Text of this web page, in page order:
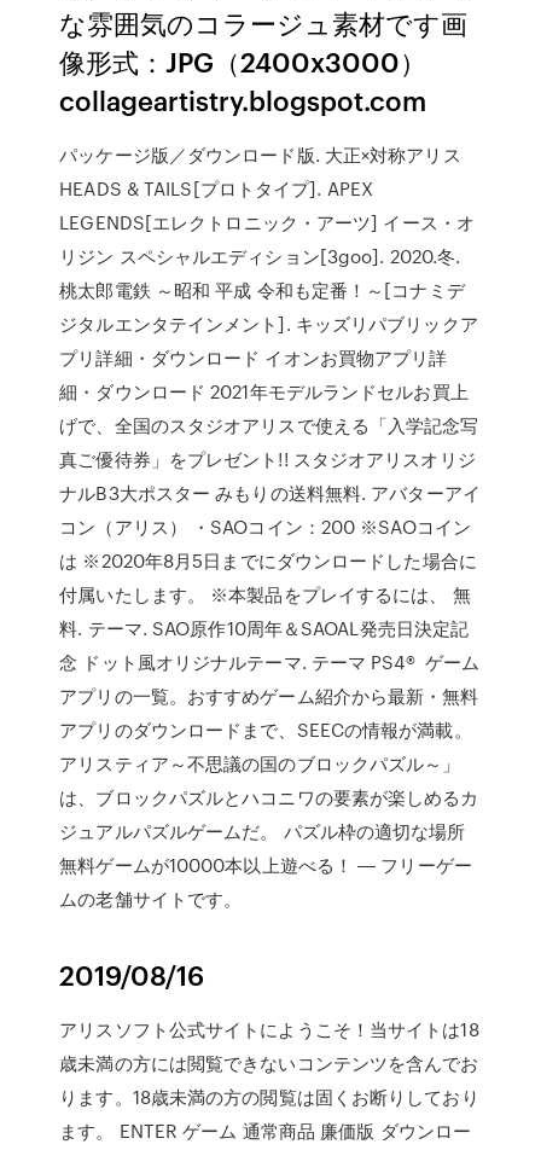
な雰囲気のコラージュ素材です画
像形式：JPG（2400x3000）
collageartistry.blogspot.com
パッケージ版／ダウンロード版. 大正×対称アリス
HEADS & TAILS[プロトタイプ]. APEX
LEGENDS[エレクトロニック・アーツ] イース・オ
リジン スペシャルエディション[3goo]. 2020.冬.
桃太郎電鉄 ～昭和 平成 令和も定番！～[コナミデ
ジタルエンタテインメント]. キッズリパブリックア
プリ詳細・ダウンロード イオンお買物アプリ詳
細・ダウンロード 2021年モデルランドセルお買上
げで、全国のスタジオアリスで使える「入学記念写
真ご優待券」をプレゼント!! スタジオアリスオリジ
ナルB3大ポスター みもりの送料無料. アバターアイ
コン（アリス） ・SAOコイン：200 ※SAOコイン
は ※2020年8月5日までにダウンロードした場合に
付属いたします。 ※本製品をプレイするには、 無
料. テーマ. SAO原作10周年＆SAOAL発売日決定記
念 ドット風オリジナルテーマ. テーマ PS4® ゲーム
アプリの一覧。おすすめゲーム紹介から最新・無料
アプリのダウンロードまで、SEECの情報が満載。
アリスティア～不思議の国のブロックパズル～」
は、ブロックパズルとハコニワの要素が楽しめるカ
ジュアルパズルゲームだ。 パズル枠の適切な場所
無料ゲームが10000本以上遊べる！ ― フリーゲー
ムの老舗サイトです。
2019/08/16
アリスソフト公式サイトにようこそ！当サイトは18
歳未満の方には閲覧できないコンテンツを含んでお
ります。18歳未満の方の閲覧は固くお断りしており
ます。 ENTER ゲーム 通常商品 廉価版 ダウンロー